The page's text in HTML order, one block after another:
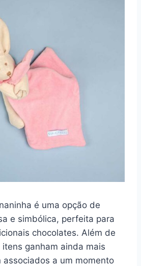
é uma opção de
e simbólica, perfeita para
chocolates. Além de
ganham ainda mais
associados a um momento